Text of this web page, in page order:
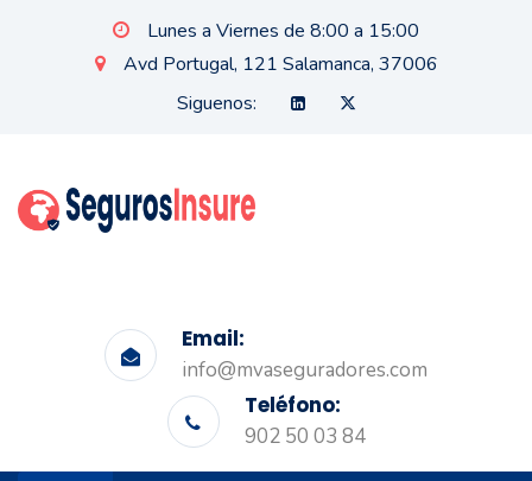
Lunes a Viernes de 8:00 a 15:00
Avd Portugal, 121 Salamanca, 37006
Siguenos:
Email:
info@mvaseguradores.com
Teléfono:
902 50 03 84